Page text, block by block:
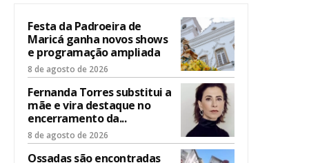
Festa da Padroeira de
Maricá ganha novos shows
e programação ampliada
8 de agosto de 2026
Fernanda Torres substitui a
mãe e vira destaque no
encerramento da...
8 de agosto de 2026
Ossadas são encontradas